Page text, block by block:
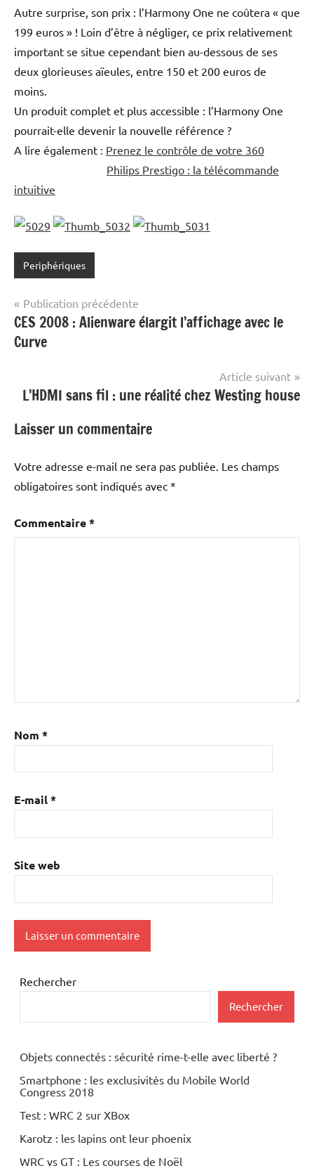
Autre surprise, son prix : l’Harmony One ne coûtera « que
199 euros » ! Loin d’être à négliger, ce prix relativement
important se situe cependant bien au-dessous de ses
deux glorieuses aïeules, entre 150 et 200 euros de
moins.
Un produit complet et plus accessible : l’Harmony One
pourrait-elle devenir la nouvelle référence ?
A lire également : Prenez le contrôle de votre 360
Philips Prestigo : la télécommande
intuitive
Periphériques
Navigation
de
l’article
Publication précédente
CES 2008 : Alienware élargit l’affichage avec le
Curve
Article suivant
L’HDMI sans fil : une réalité chez Westing house
Laisser un commentaire
Votre adresse e-mail ne sera pas publiée. Les champs
obligatoires sont indiqués avec *
Commentaire*
Nom *
E-mail*
Site web
Rechercher
Rechercher
Objets connectés : sécurité rime-t-elle avec liberté ?
Smartphone : les exclusivités du Mobile World
Congress 2018
Test : WRC 2 sur XBox
Karotz : les lapins ont leur phoenix
WRC vs GT : Les courses de Noël